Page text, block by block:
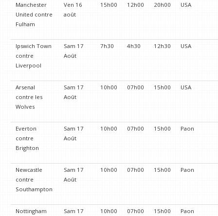
Manchester
United contre
Fulham
Ven 16
août
15h00 12h00 20h00 USA
Ipswich Town
contre
Liverpool
Sam 17
Août
7h30 4h30 12h30 USA
Arsenal
contre les
Wolves
Sam 17
Août
10h00 07h00 15h00 USA
Everton
contre
Brighton
Sam 17
Août
10h00 07h00 15h00 Paon
Newcastle
contre
Southampton
Sam 17
Août
10h00 07h00 15h00 Paon
Nottingham
Sam 17
10h00 07h00 15h00 Paon